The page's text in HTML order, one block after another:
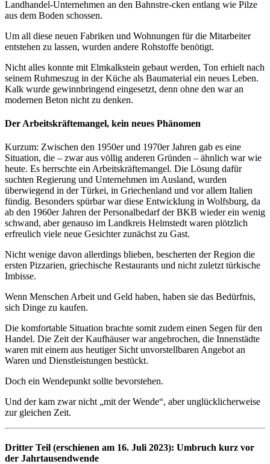
Landhandel-Unternehmen an den Bahnstre-cken entlang wie Pilze
aus dem Boden schossen.
Um all diese neuen Fabriken und Wohnungen für die Mitarbeiter
entstehen zu lassen, wurden andere Rohstoffe benötigt.
Nicht alles konnte mit Elmkalkstein gebaut werden, Ton erhielt nach
seinem Ruhmeszug in der Küche als Baumaterial ein neues Leben.
Kalk wurde gewinnbringend eingesetzt, denn ohne den war an
modernen Beton nicht zu denken.
Der Arbeitskräftemangel, kein neues Phänomen
Kurzum: Zwischen den 1950er und 1970er Jahren gab es eine
Situation, die – zwar aus völlig anderen Gründen – ähnlich war wie
heute. Es herrschte ein Arbeitskräftemangel. Die Lösung dafür
suchten Regierung und Unternehmen im Ausland, wurden
überwiegend in der Türkei, in Griechenland und vor allem Italien
fündig. Besonders spürbar war diese Entwicklung in Wolfsburg, da
ab den 1960er Jahren der Personalbedarf der BKB wieder ein wenig
schwand, aber genauso im Landkreis Helmstedt waren plötzlich
erfreulich viele neue Gesichter zunächst zu Gast.
Nicht wenige davon allerdings blieben, bescherten der Region die
ersten Pizzarien, griechische Restaurants und nicht zuletzt türkische
Imbisse.
Wenn Menschen Arbeit und Geld haben, haben sie das Bedürfnis,
sich Dinge zu kaufen.
Die komfortable Situation brachte somit zudem einen Segen für den
Handel. Die Zeit der Kaufhäuser war angebrochen, die Innenstädte
waren mit einem aus heutiger Sicht unvorstellbaren Angebot an
Waren und Dienstleistungen bestückt.
Doch ein Wendepunkt sollte bevorstehen.
Und der kam zwar nicht „mit der Wende“, aber unglücklicherweise
zur gleichen Zeit.
Dritter Teil (erschienen am 16. Juli 2023): Umbruch kurz vor
der Jahrtausendwende